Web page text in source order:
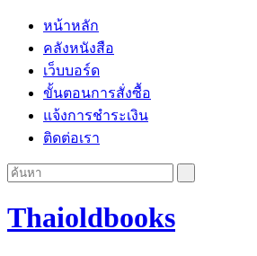
หน้าหลัก
คลังหนังสือ
เว็บบอร์ด
ขั้นตอนการสั่งซื้อ
แจ้งการชำระเงิน
ติดต่อเรา
Thaioldbooks